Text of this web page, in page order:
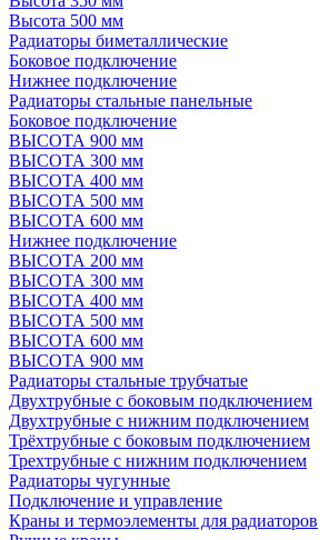
Высота 500 мм
Радиаторы биметаллические
Боковое подключение
Нижнее подключение
Радиаторы стальные панельные
Боковое подключение
ВЫСОТА 900 мм
ВЫСОТА 300 мм
ВЫСОТА 400 мм
ВЫСОТА 500 мм
ВЫСОТА 600 мм
Нижнее подключение
ВЫСОТА 200 мм
ВЫСОТА 300 мм
ВЫСОТА 400 мм
ВЫСОТА 500 мм
ВЫСОТА 600 мм
ВЫСОТА 900 мм
Радиаторы стальные трубчатые
Двухтрубные с боковым подключением
Двухтрубные с нижним подключением
Трёхтрубные с боковым подключением
Трехтрубные с нижним подключением
Радиаторы чугунные
Подключение и управление
Краны и термоэлементы для радиаторов